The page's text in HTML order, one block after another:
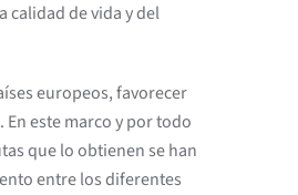
calidad de vida y del
europeos, favorecer
este marco y por todo
que lo obtienen se han
entre los diferentes